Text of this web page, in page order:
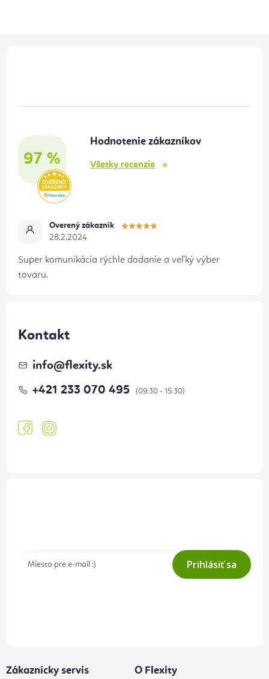
97 %
Hodnotenie zákazníkov
Všetky recenzie
Overený zákazník
28.2.2024
Super komunikácia rýchle dodanie a veľký výber
tovaru.
Kontakt
info@flexity.sk
+421 233 070 495
Prihlásiť sa
Zákaznícky servis O Flexity